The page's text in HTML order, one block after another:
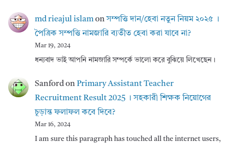
md rieajul islamonসম্পত্তি দান/হেবা নতুন নিয়ম ২০২৫ ।
পৈত্রিক সম্পত্তি নামজারি ব্যতীত হেবা করা যাবে না?
Mar 19, 2024
ধন্যবাদ ভাই আপনি নামজারি সম্পর্কে ভালো করে বুঝিয়ে লিখেছেন।
SanfordonPrimary Assistant Teacher
Recruitment Result 2025 । সহকারী শিক্ষক নিয়োগের
চূড়ান্ত ফলাফল কবে দিবে?
Mar 16, 2024
I am sure this paragraph has touched all the internet users,